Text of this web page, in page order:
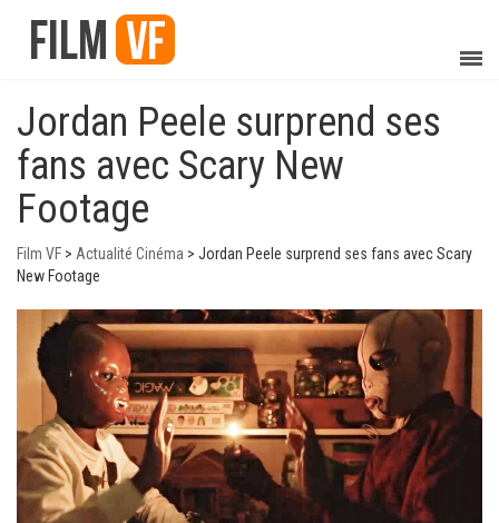
Jordan Peele surprend ses
fans avec Scary New
Footage
Film VF > Actualité Cinéma > Jordan Peele surprend ses fans avec Scary
New Footage